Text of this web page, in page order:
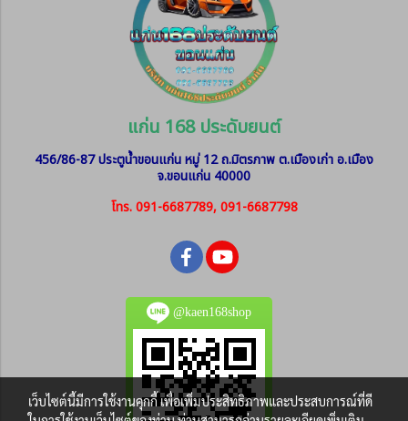
แก่น 168 ประดับยนต์
456/86-87 ประตูน้ำขอนแก่น หมู่ 12ถ.มิตรภาพ ต.เมืองเก่า อ.เมือง
จ.ขอนแก่น 40000
โทร. 091-6687789, 091-6687798
@kaen168shop
เว็บไซต์นี้มีการใช้งานคุกกี้ เพื่อเพิ่มประสิทธิภาพและประสบการณ์ที่ดี